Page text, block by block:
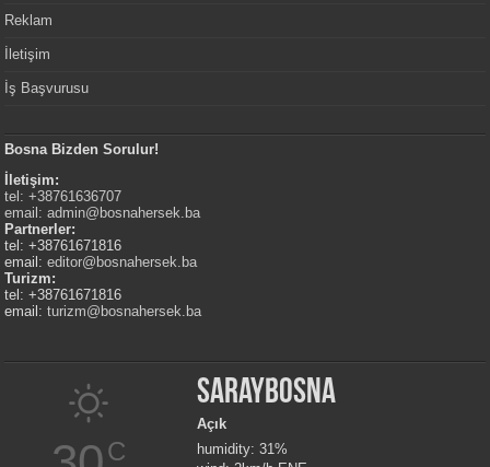
Reklam
İletişim
İş Başvurusu
Bosna Bizden Sorulur!
İletişim:
tel: +38761636707
email:admin@bosnahersek.ba
Partnerler:
tel: +38761671816
email:editor@bosnahersek.ba
Turizm:
tel: +38761671816
email:turizm@bosnahersek.ba
C
Saraybosna
Açık
humidity: 31%